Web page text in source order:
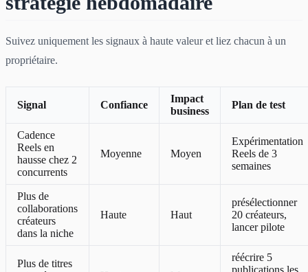
Suivez uniquement les signaux à haute valeur et liez chacun à un
propriétaire.
Signal Confiance
Impact
business
Plan de test
Cadence
Reels en
hausse chez 2
concurrents
Moyenne Moyen
Expérimentation
Reels de 3
semaines
Plus de
collaborations
créateurs
dans la niche
Haute Haut
présélectionner
20 créateurs,
lancer pilote
Plus de titres
réécrire 5
publications les